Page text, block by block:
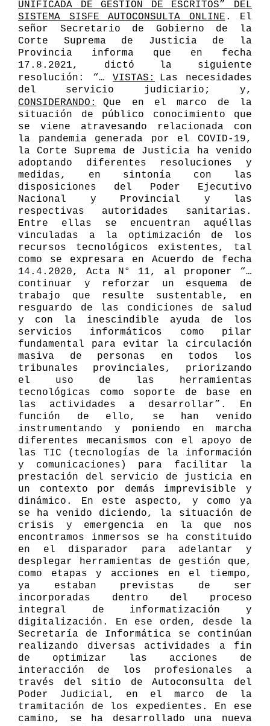
UNIFICADA DE GESTIÓN DE ESCRITOS” DEL
SISTEMA SISFE AUTOCONSULTA ONLINE . El
señor Secretario de Gobierno de la
Corte Suprema de Justicia de la
Provincia informa que en fecha
17.8.2021, dictó la siguiente
resolución: “… VISTAS:
Las necesidades
del servicio judiciario; y,
CONSIDERANDO:
Que en el marco de la
situación de público conocimiento que
se viene atravesando relacionada con
la pandemia generada por el COVID-19,
la Corte Suprema de Justicia ha venido
adoptando diferentes resoluciones y
medidas, en sintonía con las
disposiciones del Poder Ejecutivo
Nacional y Provincial y las
respectivas autoridades sanitarias.
Entre ellas se encuentran aquéllas
vinculadas a la optimización de los
recursos tecnológicos existentes, tal
como se expresara en Acuerdo de fecha
14.4.2020, Acta N° 11, al proponer “…
continuar y reforzar un esquema de
trabajo que resulte sustentable, en
resguardo de las condiciones de salud
y con la inescindible ayuda de los
servicios informáticos como pilar
fundamental para evitar la circulación
masiva de personas en todos los
tribunales provinciales, priorizando
el uso de las herramientas
tecnológicas como soporte de base en
las actividades a desarrollar”. En
función de ello, se han venido
instrumentando y poniendo en marcha
diferentes mecanismos con el apoyo de
las TIC (tecnologías de la información
y comunicaciones) para facilitar la
prestación del servicio de justicia en
un contexto por demás imprevisible y
dinámico. En este aspecto, y como ya
se ha venido diciendo, la situación de
crisis y emergencia en la que nos
encontramos inmersos se ha constituido
en el disparador para adelantar y
desplegar herramientas de gestión que,
como etapas y acciones en el tiempo,
ya estaban previstas de ser
incorporadas dentro del proceso
integral de informatización y
digitalización. En ese orden, desde la
Secretaría de Informática se continúan
realizando diversas actividades a fin
de optimizar las acciones de
interacción de los profesionales a
través del sitio de Autoconsulta del
Poder Judicial, en el marco de la
tramitación de los expedientes. En ese
camino, se ha desarrollado una nueva